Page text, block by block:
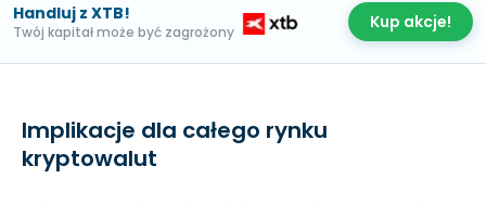
Handluj z XTB!
Twój kapitał może być zagrożony Kup akcje!
Implikacje dla całego rynku
kryptowalut